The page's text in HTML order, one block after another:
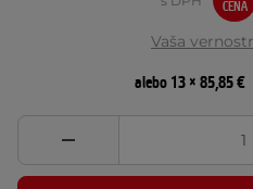
CENA
Vaša
alebo 13 × 85,85 €